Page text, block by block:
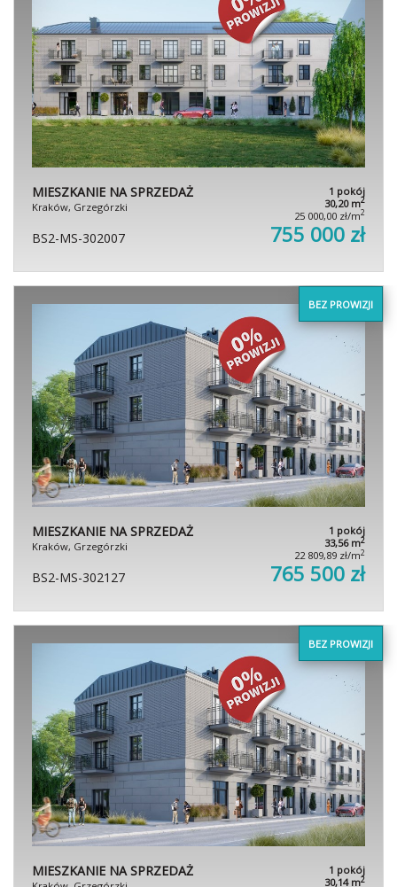
MIESZKANIE NA SPRZEDAŻ
Kraków, Grzegórzki
1 pokój
30,20 m2
25 000,00 zł/m2
BS2-MS-302007 755 000 zł
BEZ PROWIZJI
MIESZKANIE NA SPRZEDAŻ
Kraków, Grzegórzki
1 pokój
33,56 m2
22 809,89 zł/m2
BS2-MS-302127 765 500 zł
BEZ PROWIZJI
MIESZKANIE NA SPRZEDAŻ
1 pokój
30,14 m2